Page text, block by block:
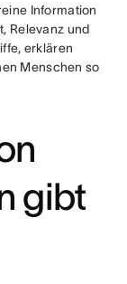
Information
Relevanz und
erklären
Menschen so
gibt